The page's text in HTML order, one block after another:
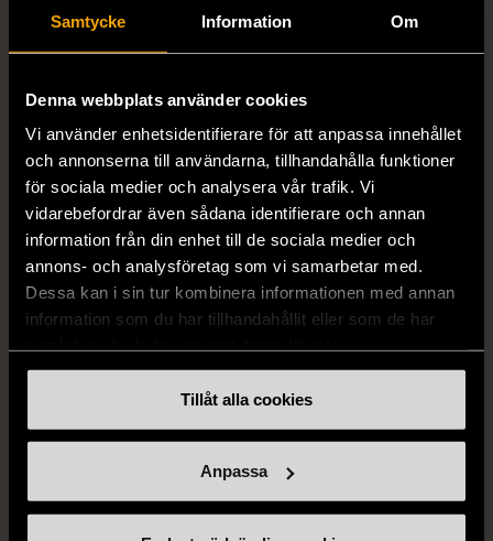
Samtycke Information Om
Denna webbplats använder cookies
Vi använder enhetsidentifierare för att anpassa innehållet
och annonserna till användarna, tillhandahålla funktioner
för sociala medier och analysera vår trafik. Vi
vidarebefordrar även sådana identifierare och annan
information från din enhet till de sociala medier och
annons- och analysföretag som vi samarbetar med.
Dessa kan i sin tur kombinera informationen med annan
information som du har tillhandahållit eller som de har
Tillåt alla cookies
Anpassa
By TeeShoppen 2-delar
mörkblå kostym
399 kr
Hilditch & Key linneskjorta
med bröstficka
399 kr
Dressmann -
Bondelid - Randig skjorta
- Blå vit
XL (52)